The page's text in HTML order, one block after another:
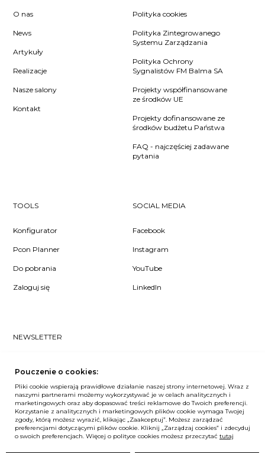
O nas
News
Artykuły
Realizacje
Nasze salony
Kontakt
Polityka cookies
Polityka Zintegrowanego
Systemu Zarządzania
Polityka Ochrony
Sygnalistów FM Balma SA
Projekty współfinansowane
ze środków UE
Projekty dofinansowane ze
środków budżetu Państwa
FAQ - najczęściej zadawane
pytania
TOOLS
Konfigurator
Pcon Planner
Do pobrania
Zaloguj się
SOCIAL MEDIA
Facebook
Instagram
YouTube
LinkedIn
NEWSLETTER
się do naszego #nospam newslettera!
ZAPISZ MNIE
Unia Europejska
Pouczenie o cookies:
Pliki cookie wspierają prawidłowe działanie naszej strony internetowej. Wraz z
naszymi partnerami możemy wykorzystywać je w celach analitycznych i
marketingowych oraz aby dopasować treści reklamowe do Twoich preferencji.
Korzystanie z analitycznych i marketingowych plików cookie wymaga Twojej
zgody, którą możesz wyrazić, klikając „Zaakceptuj”. Możesz zarządzać
preferencjami dotyczącymi plików cookie. Kliknij „Zarządzaj cookies” i zdecyduj
o swoich preferencjach. Więcej o polityce cookies możesz przeczytać tutaj